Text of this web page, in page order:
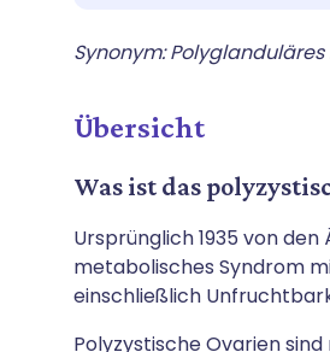
Link
Synonym:
Übersicht
Was ist das
Ursprünglich 1935 von
metabolisches Syndrom
einschließlich
Polyzystische Ovarien